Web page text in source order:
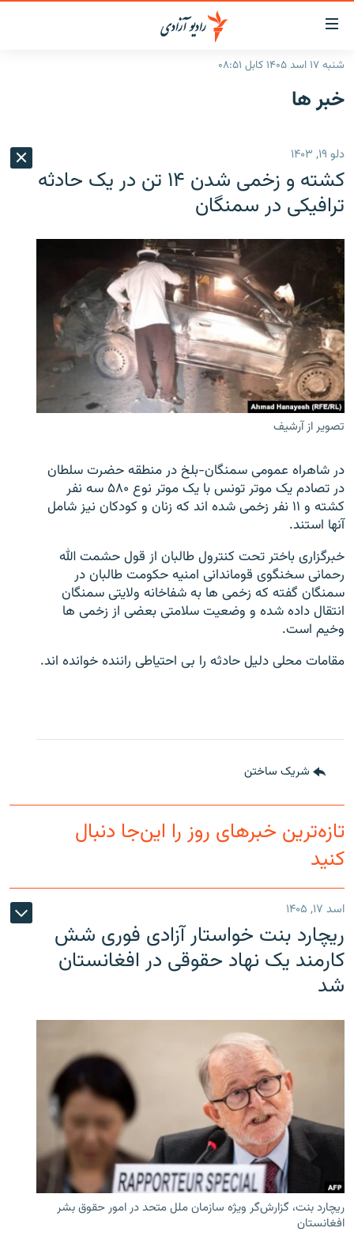
لینک‌های
قابل
دسترسی
به
بازگشت
به
منوی
اصلی
جستجو
گزارش‌ها
منطقه
شرق میانه
افغانستان
جهان
جدول نشرات
مصاحبه‌ها
مجموعه تصویری
ورزش
بحران مهاجرت
'کووید-۱۹'
تماس
صفحه پشتو
Azadi English
به ما بپیوندید
همۀ سایت‌های رادیو آزادی/ رادیو اروپای آزاد
شنبه ۱۷ اسد ۱۴۰۵ کابل ۰۸:۵۱
خبر ها
دلو ۱۹, ۱۴۰۳
کشته و زخمی شدن ۱۴ تن در یک حادثه
ترافیکی در سمنگان
تصویر از آرشیف
در شاهراه عمومی سمنگان-بلخ در منطقه حضرت سلطان
در تصادم یک موتر تونس با یک موتر نوع ۵۸۰ سه نفر
کشته و ۱۱ نفر زخمی شده اند که زنان و کودکان نیز شامل
آنها استند.
خبرگزاری باختر تحت کنترول طالبان از قول حشمت الله
رحمانی سخنگوی قوماندانی امنیه حکومت طالبان در
سمنگان گفته که زخمی ها به شفاخانه ولایتی سمنگان
انتقال داده شده و وضعیت سلامتی بعضی از زخمی ها
وخیم است.
مقامات محلی دلیل حادثه را بی احتیاطی راننده خوانده اند.
شریک ساختن
تازه‌ترین خبرهای روز را این‌جا دنبال
کنید
اسد ۱۷, ۱۴۰۵
ریچارد بنت خواستار آزادی فوری شش
کارمند یک نهاد حقوقی در افغانستان
شد
ریچارد بنت، گزارش‌گر ویژه سازمان ملل متحد در امور حقوق بشر
افغانستان